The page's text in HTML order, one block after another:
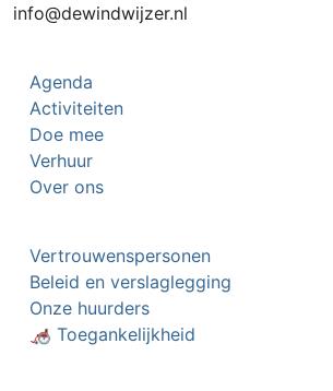
info@dewindwijzer.nl
Agenda
Activiteiten
Doe mee
Verhuur
Over ons
Vertrouwenspersonen
Beleid en verslaglegging
Onze huurders
🦽 Toegankelijkheid